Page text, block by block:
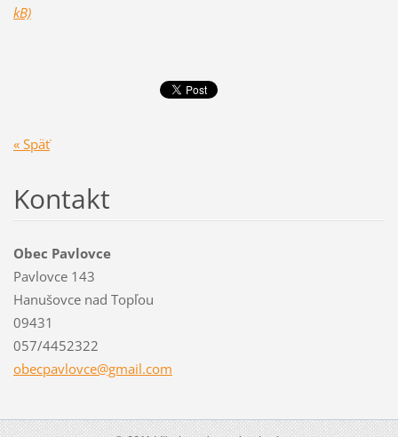
kB)
« Späť
Kontakt
Obec Pavlovce
Pavlovce 143
Hanušovce nad Topľou
09431
057/4452322
obecpavlovce@gmail.com